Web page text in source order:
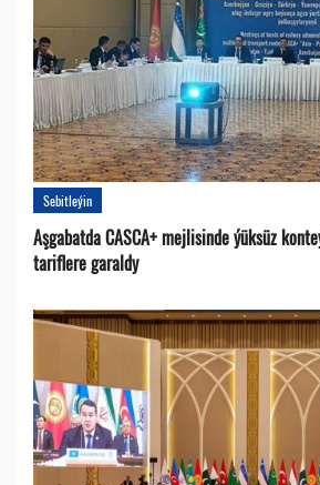
Sebitleýin
Aşgabatda CASCA+ mejlisinde ýüksüz
tariflere garaldy